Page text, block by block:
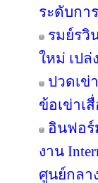
ระดับกา
รมย์รวิ
ใหม่ เปล่
ปวดเข่
ข้อเข่าเ
อินฟอร์
งาน
ศูนย์กลา